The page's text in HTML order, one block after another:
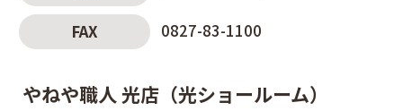
FAX 0827-83-1100
やねや職人 光店（光ショールーム）